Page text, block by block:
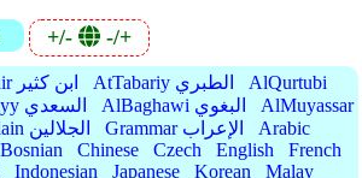
+/- -/+
IbnKathir ابن كثير AtTabariy الطبري
AlQurtubi
AsSaadiyy السعدي AlBaghawi البغوي
AlMuyassar
AlJalalain الجلالين Grammar الإعراب
Arabic
Bosnian Chinese Czech English
French
Indonesian Japanese Korean
Malay